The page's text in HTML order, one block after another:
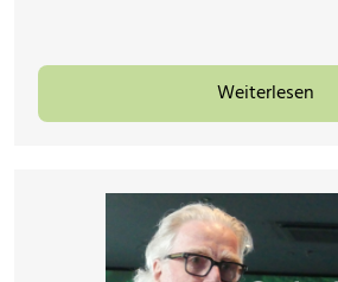
Weiterlesen